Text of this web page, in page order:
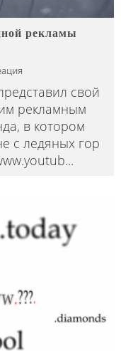
рекламы
свой
рекламным
в котором
с ледяных гор
...